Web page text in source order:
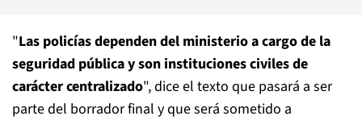
"Las policías dependen del ministerio a cargo de la
seguridad pública y son instituciones civiles de
carácter centralizado", dice el texto que pasará a ser
parte del borrador final y que será sometido a